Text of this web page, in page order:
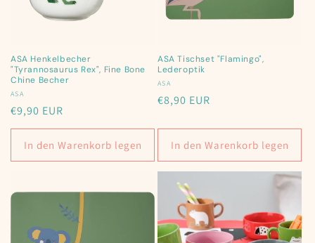
ASA Henkelbecher
"Tyrannosaurus Rex", Fine Bone
Chine Becher
Anbieter:
ASA
Normaler
Preis
€9,90 EUR
In den Warenkorb legen
ASA Tischset "Flamingo",
Lederoptik
Anbieter:
ASA
Normaler
€8,90 EUR
In den Warenkorb legen